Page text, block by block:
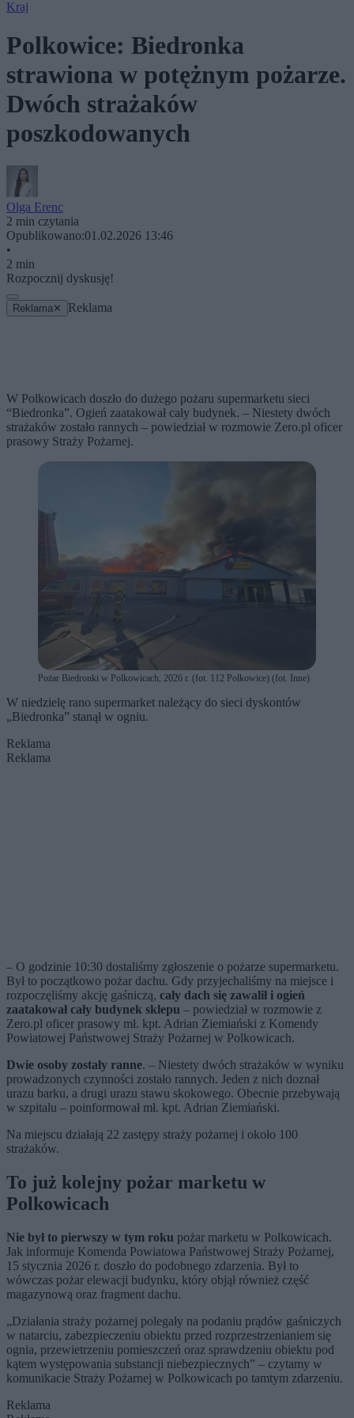
Kraj
Polkowice: Biedronka
strawiona w potężnym pożarze.
Dwóch strażaków
poszkodowanych
Olga Erenc
2 min czytania
Opublikowano:01.02.2026 13:46
•
2 min
Rozpocznij dyskusję!
Reklama ✕ Reklama
W Polkowicach doszło do dużego pożaru supermarketu sieci
“Biedronka”. Ogień zaatakował cały budynek. – Niestety dwóch
strażaków zostało rannych – powiedział w rozmowie Zero.pl oficer
prasowy Straży Pożarnej.
Pożar Biedronki w Polkowicach, 2026 r. (fot. 112 Polkowice) (fot. Inne)
W niedzielę rano supermarket należący do sieci dyskontów
„Biedronka” stanął w ogniu.
Reklama
Reklama
– O godzinie 10:30 dostaliśmy zgłoszenie o pożarze supermarketu.
Był to początkowo pożar dachu. Gdy przyjechaliśmy na miejsce i
rozpoczęliśmy akcję gaśniczą, cały dach się zawalił i ogień
zaatakował cały budynek sklepu – powiedział w rozmowie z
Zero.pl oficer prasowy mł. kpt. Adrian Ziemiański z Komendy
Powiatowej Państwowej Straży Pożarnej w Polkowicach.
Dwie osoby zostały ranne. – Niestety dwóch strażaków w wyniku
prowadzonych czynności zostało rannych. Jeden z nich doznał
urazu barku, a drugi urazu stawu skokowego. Obecnie przebywają
w szpitalu – poinformował mł. kpt. Adrian Ziemiański.
Na miejscu działają 22 zastępy straży pożarnej i około 100
strażaków.
To już kolejny pożar marketu w
Polkowicach
Nie był to pierwszy w tym roku pożar marketu w Polkowicach.
Jak informuje Komenda Powiatowa Państwowej Straży Pożarnej,
15 stycznia 2026 r. doszło do podobnego zdarzenia. Był to
wówczas pożar elewacji budynku, który objął również część
magazynową oraz fragment dachu.
„Działania straży pożarnej polegały na podaniu prądów gaśniczych
w natarciu, zabezpieczeniu obiektu przed rozprzestrzenianiem się
ognia, przewietrzeniu pomieszczeń oraz sprawdzeniu obiektu pod
kątem występowania substancji niebezpiecznych” – czytamy w
komunikacie Straży Pożarnej w Polkowicach po tamtym zdarzeniu.
Reklama